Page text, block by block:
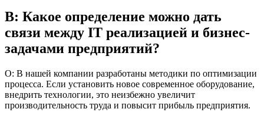
В: Какое определение можно дать
связи между IT реализацией и бизнес-
задачами предприятий?
О: В нашей компании разработаны методики по оптимизации
процесса. Если установить новое современное оборудование,
внедрить технологии, это неизбежно увеличит
производительность труда и повысит прибыль предприятия.